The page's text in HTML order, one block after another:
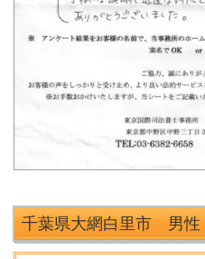
千葉県大網白里市 男